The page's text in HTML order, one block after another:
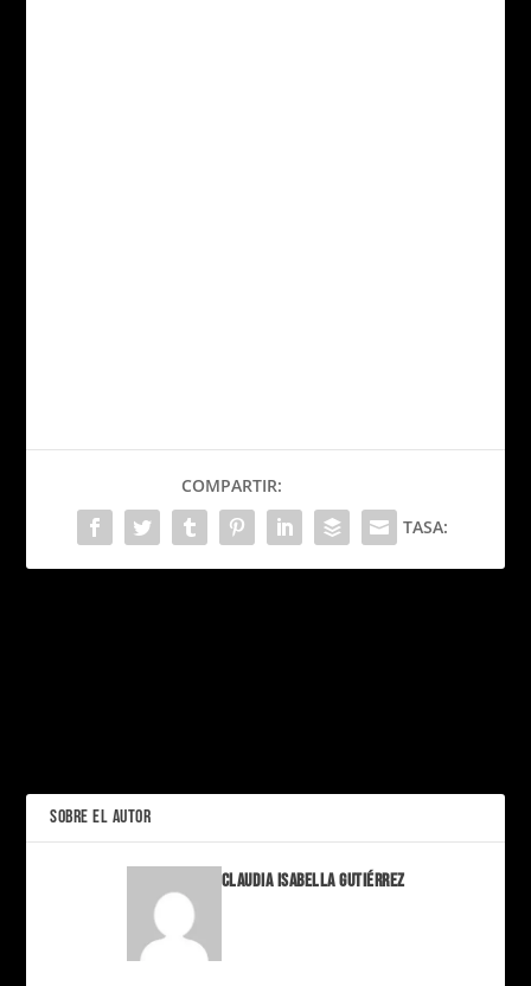
COMPARTIR:
TASA:
SOBRE EL AUTOR
Claudia Isabella Gutiérrez